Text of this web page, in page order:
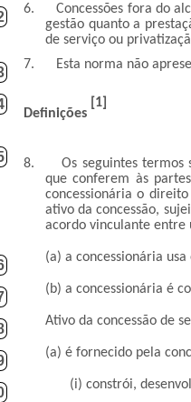
6.
Concessões fora do
gestão quanto a
de serviço ou
7. Esta norma não
Definições
[1]
8.
Os seguintes termos
que conferem às
concessionária o
ativo da concessão,
acordo vinculante entre
(a) a concessionária
(b) a concessionária é
Ativo da concessão de
(a) é fornecido pela
(i) constrói,